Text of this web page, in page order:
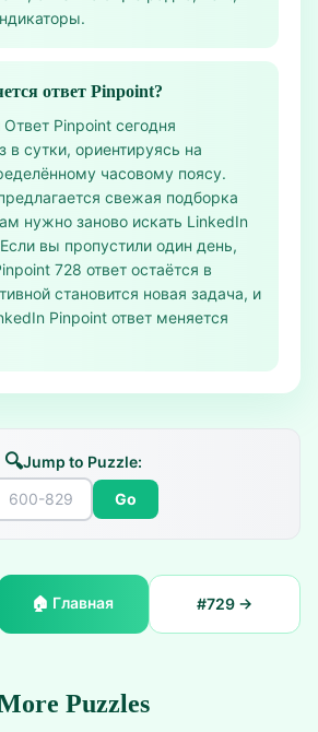
ответ Pinpoint?
Pinpoint сегодня
в сутки, ориентируясь на
часовому поясу.
свежая подборка
нужно заново искать LinkedIn
вы пропустили один день,
728 ответ остаётся в
становится новая задача, и
Pinpoint ответ меняется
🔍Jump to Puzzle:
Go
🏠 Главная #729→
Puzzles